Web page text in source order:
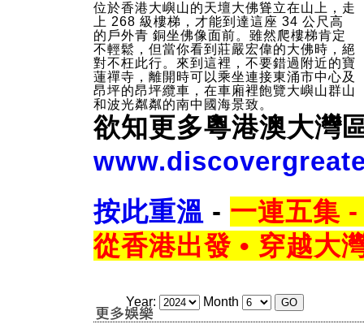
位於香港大嶼山的天壇大佛聳立在山上，走
上 268 級樓梯，才能到達這座 34 公尺高
的戶外青 銅坐佛像面前。雖然爬樓梯肯定
不輕鬆，但當你看到莊嚴宏偉的大佛時，絕
對不枉此行。來到這裡，不要錯過附近的寶
蓮禪寺，離開時可以乘坐連接東涌市中心及
昂坪的昂坪纜車，在車廂裡飽覽大嶼山群山
和波光粼粼的南中國海景致。
欲知更多粵港澳大灣
按此重溫 - 一連五集
從香港出發 • 穿越大
Year: Month